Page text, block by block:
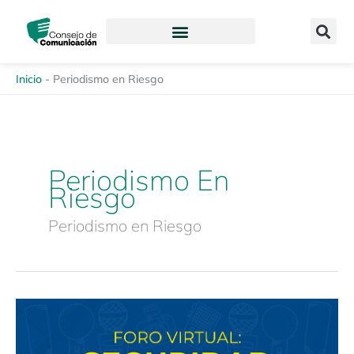
contenido
Inicio - Periodismo en Riesgo
Periodismo En
Riesgo
Periodismo en Riesgo